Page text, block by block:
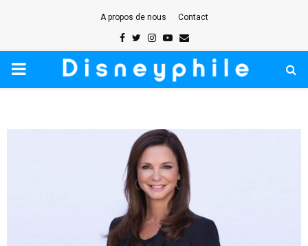
A propos de nous Contact
Facebook
TwitterInstagram
Youtube
Email
PRIMARY